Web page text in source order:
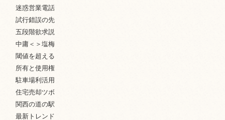
迷惑営業電話
試行錯誤の先
五段階欲求説
中庸＜＞塩梅
閾値を超える
所有と使用権
駐車場利活用
住宅売却ツボ
関西の道の駅
最新トレンド